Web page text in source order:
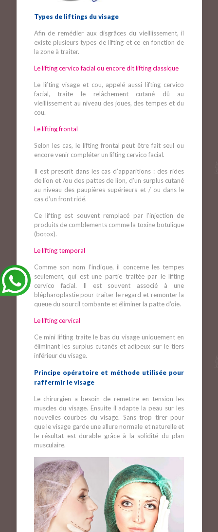
Types de liftings du visage
Afin de remédier aux disgrâces du vieillissement, il
existe plusieurs types de lifting et ce en fonction de
la zone à traiter.
Le lifting cervico facial ou encore dit lifting classique
Le lifting visage et cou, appelé aussi lifting cervico
facial, traite le relâchement cutané dû au
vieillissement au niveau des joues, des tempes et du
cou.
Le lifting frontal
Selon les cas, le lifting frontal peut être fait seul ou
encore venir compléter un lifting cervico facial.
Il est prescrit dans les cas d’apparitions : des rides
de lion et /ou des pattes de lion, d’un surplus cutané
au niveau des paupières supérieurs et / ou dans le
cas d’un front ridé.
Ce lifting est souvent remplacé par l’injection de
produits de comblements comme la toxine botulique
(botox).
Le lifting temporal
Comme son nom l’indique, il concerne les tempes
seulement, qui est une partie traitée par le lifting
cervico facial. Il est souvent associé à une
blépharoplastie pour traiter le regard et remonter la
queue du sourcil tombante et éliminer la patte d’oie.
Le lifting cervical
Ce mini lifting traite le bas du visage uniquement en
éliminant les surplus cutanés et adipeux sur le tiers
inférieur du visage.
Principe opératoire et méthode utilisée pour
raffermir le visage
Le chirurgien a besoin de remettre en tension les
muscles du visage. Ensuite il adapte la peau sur les
nouvelles courbes du visage. Sans trop tirer pour
que le visage garde une allure normale et naturelle et
le résultat est durable grâce à la solidité du plan
musculaire.